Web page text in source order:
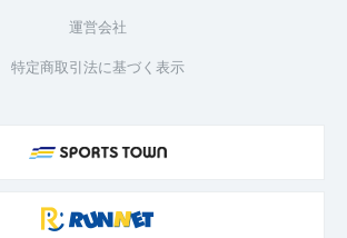
運営会社
特定商取引法に基づく表示